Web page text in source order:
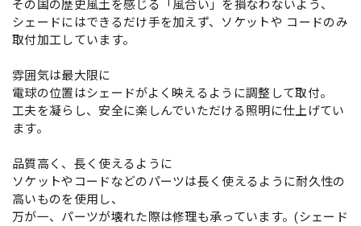
その国の歴史風土を感じる「風合い」を損なわないよう、
シェードにはできるだけ手を加えず、ソケットや コードのみ
取付加工しています。
雰囲気は最大限に
電球の位置はシェードがよく映えるように調整して取付。
工夫を凝らし、安全に楽しんでいただける照明に仕上げてい
ます。
品質高く、長く使えるように
ソケットやコードなどのパーツは長く使えるように耐久性の
高いものを使用し、
万が一、パーツが壊れた際は修理も承っています。(シェード